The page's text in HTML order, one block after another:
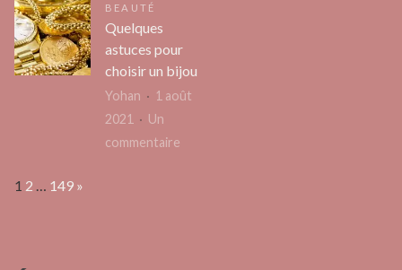
d’un
RSSI
BEAUTÉ
Quelques
astuces pour
choisir un bijou
Yohan
1 août
2021
Un
commentaire
Page:
1 2 149 Next
»